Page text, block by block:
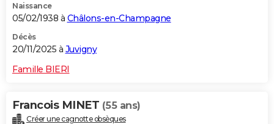
Destinations
City break
Voyage nature
Voyage de noces
Forum
Climat
+PHOTO
GUIDES D'ACHAT
Carte de Noël
Carte Bonne année
Carte Saint-Valentin
Carte Pâques
Carte d'anniversaire
DICTIONNAIRE
Naissance
05/02/1938 à Châlons-en-Champagne
Décès
20/11/2025 à Juvigny
Famille BIERI
Francois MINET (55 ans)
Créer une cagnotte obsèques